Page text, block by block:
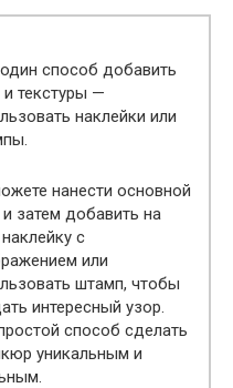
способ добавить
и текстуры —
наклейки или
нанести основной
и затем добавить на
с
или
штамп, чтобы
интересный узор.
способ сделать
уникальным и